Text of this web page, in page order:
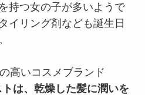
持つ女の子が多いようで
イリング剤なども誕生日
高いコスメブランド
トは、乾燥した髪に潤いを